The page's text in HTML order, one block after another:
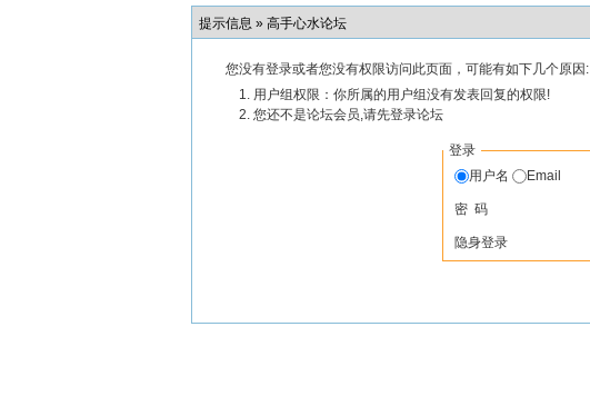
提示信息 » 高手心水论坛
您没有登录或者您没有权限访问此页面，可能有如下几个原因:
用户组权限：你所属的用户组没有发表回复的权限!
您还不是论坛会员,请先登录论坛
登录
用户名
Email
密 码
隐身登录